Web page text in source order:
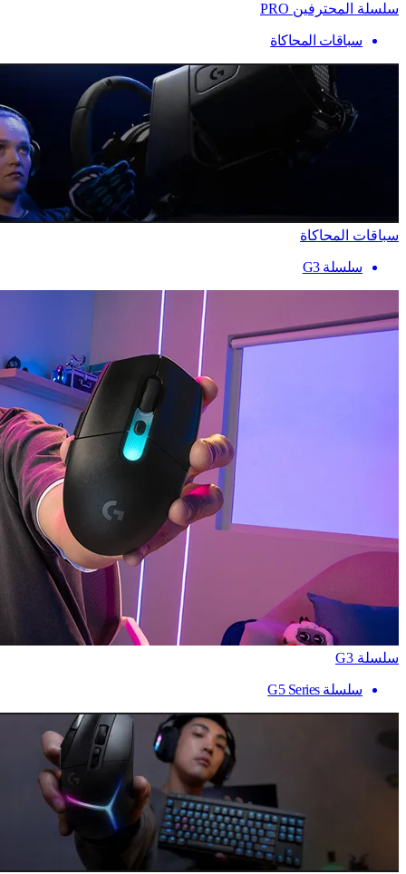
سلسلة المحترفين PRO
سباقات المحاكاة
سباقات المحاكاة
سلسلة G3
سلسلة G3
سلسلة G5 Series